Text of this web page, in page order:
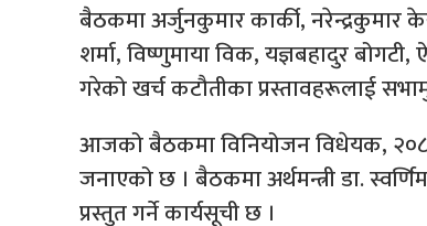
बैठकमा अर्जुनकुमार कार्की,
शर्मा, विष्णुमाया विक, यज्ञबहादुर
गरेको खर्च कटौतीका प्रस्तावहरूलाई
आजको बैठकमा विनियोजन विधेयक, २०८३
जनाएको छ । बैठकमा अर्थमन्त्री डा.
प्रस्तुत गर्ने कार्यसूची छ ।